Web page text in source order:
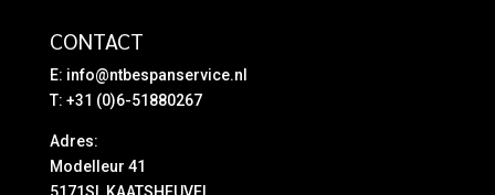
CONTACT
E: info@ntbespanservice.nl
T: +31 (0)6-51880267
Adres:
Modelleur 41